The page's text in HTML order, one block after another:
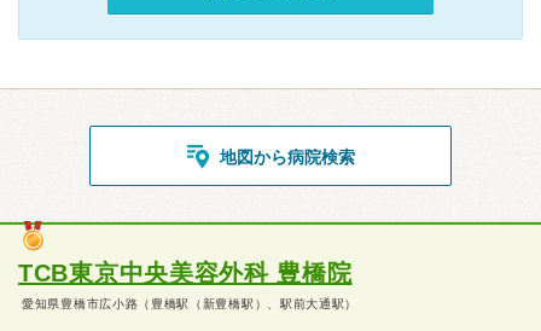
地図から病院検索
TCB東京中央美容外科 豊橋院
愛知県豊橋市広小路（豊橋駅（新豊橋駅）、駅前大通駅）